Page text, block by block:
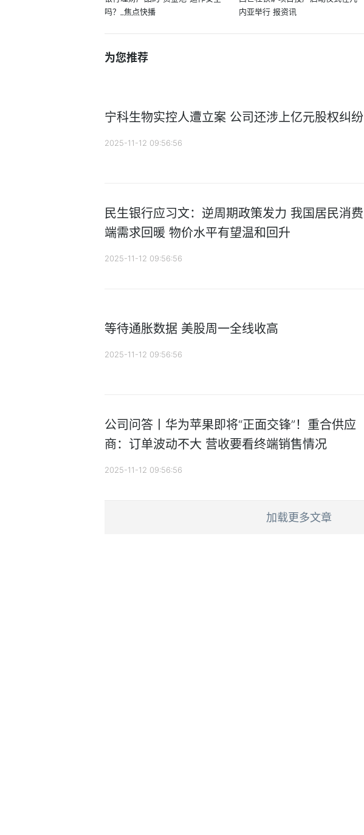
吗？_焦点快播
内亚举行 报资讯
为您推荐
宁科生物实控人遭立案 公司还涉上亿元股权纠纷
2025-11-12 09:56:56
民生银行应习文：逆周期政策发力 我国居民消费
端需求回暖 物价水平有望温和回升
2025-11-12 09:56:56
等待通胀数据 美股周一全线收高
2025-11-12 09:56:56
公司问答丨华为苹果即将“正面交锋”！重合供应
商：订单波动不大 营收要看终端销售情况
2025-11-12 09:56:56
加载更多文章